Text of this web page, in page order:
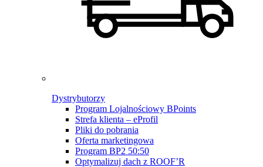
Dystrybutorzy
Program Lojalnościowy BPoints
Strefa klienta – eProfil
Pliki do pobrania
Oferta marketingowa
Program BP2 50:50
Optymalizuj dach z ROOF’R